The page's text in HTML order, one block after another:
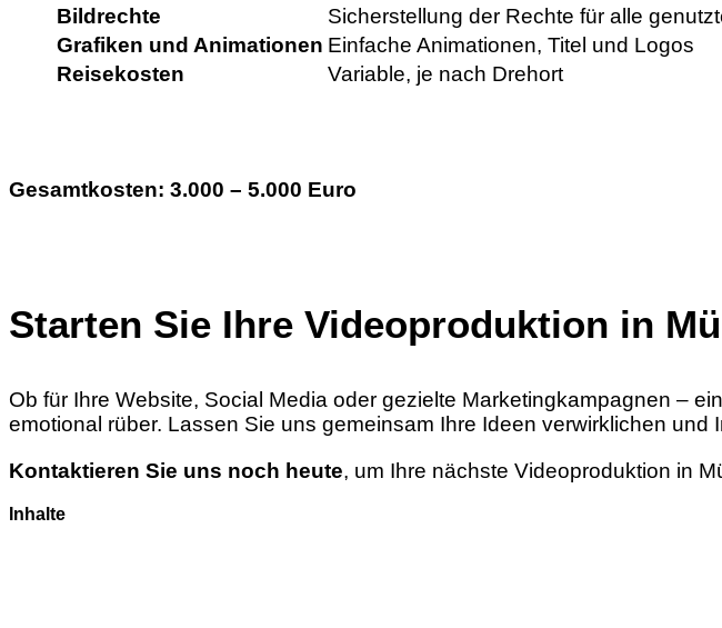
Bildrechte
Sicherstellung der Rechte für alle
Grafiken und Animationen Einfache Animationen, Titel und Logos
Reisekosten
Variable, je nach Drehort
Gesamtkosten: 3.000 – 5.000 Euro
Starten Sie Ihre Videoproduktion in
Ob für Ihre Website, Social Media oder gezielte Marketingkampagnen –
emotional rüber. Lassen Sie uns gemeinsam Ihre Ideen verwirklichen
Kontaktieren Sie uns noch heute, um Ihre nächste Videoproduktion in
Inhalte